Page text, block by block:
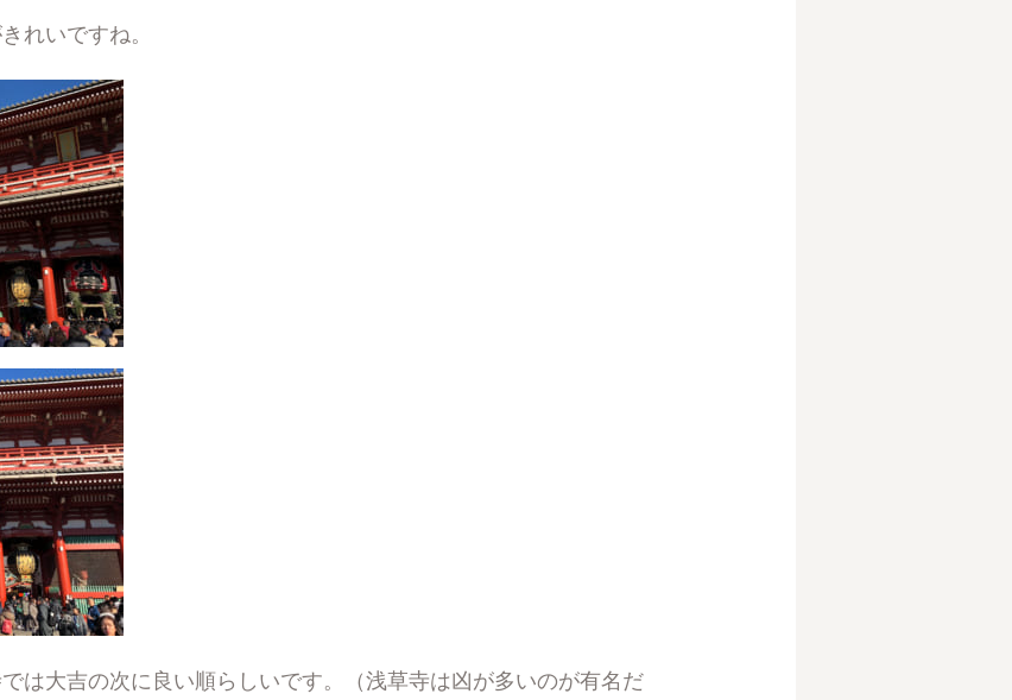
れいですね。
は大吉の次に良い順らしいです。（浅草寺は凶が多いのが有名だ